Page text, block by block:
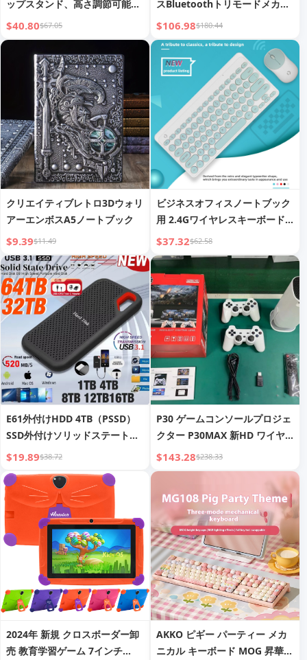
ップスタンド、高さ調節可能で
回転可能なモニタースタンド
$40.80$67.05
スBluetoothトリモードメカニ
カルキーボード＆マウスセット
Eスポーツゲーム パンクキーボ
ード USB
$106.98$180.44
クリエイティブレトロ3Dウォリ
アーエンボスA5ノートブック
$9.39$11.49
ビジネスオフィスノートブック
用 2.4Gワイヤレスキーボード
＆マウスセット
$37.32$62.58
E61外付けHDD 4TB（PSSD）
SSD外付けソリッドステート
HDD
$19.89$38.72
P30 ゲームコンソールプロジェ
クター P30MAX 新HD ワイヤ
レスミラーリング
$143.28$238.33
2024年 新規 クロスボーダー卸
売 教育学習ゲーム 7インチ
AKKO ピギー パーティー メカ
ニカル キーボード MOG 昇華